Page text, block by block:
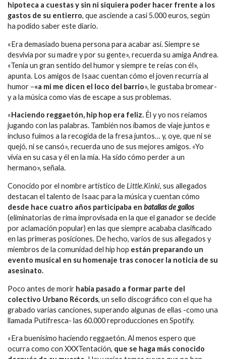
hipoteca a cuestas y sin ni siquiera poder hacer frente a los
gastos de su entierro, que asciende a casi 5.000 euros, según
ha podido saber este diario.
«Era demasiado buena persona para acabar así. Siempre se
desvivía por su madre y por su gente», recuerda su amiga Andrea.
«Tenía un gran sentido del humor y siempre te reías con él»,
apunta. Los amigos de Isaac cuentan cómo el joven recurría al
humor –«a mi me dicen el loco del barrio», le gustaba bromear-
y a la música como vías de escape a sus problemas.
«Haciendo reggaetón, hip hop era feliz. Él y yo nos reíamos
jugando con las palabras. También nos íbamos de viaje juntos e
incluso fuimos a la recogida de la fresa juntos… y, oye, que ni se
quejó, ni se cansó», recuerda uno de sus mejores amigos. «Yo
vivía en su casa y él en la mía. Ha sido cómo perder a un
hermano», señala.
Conocido por el nombre artístico deLittle.Kinki, sus allegados
destacan el talento de Isaac para la música y cuentan cómo
desde hace cuatro años participaba en batallas de gallos
(eliminatorias de rima improvisada en la que el ganador se decide
por aclamación popular) en las que siempre acababa clasificado
en las primeras posiciones. De hecho, varios de sus allegados y
miembros de la comunidad del hip hop están preparando un
evento musical en su homenaje tras conocer la noticia de su
asesinato.
Poco antes de morir había pasado a formar parte del
colectivo Urbano Récords, un sello discográfico con el que ha
grabado varias canciones, superando algunas de ellas -como una
llamada Putifresca- las 60.000 reproducciones en Spotify.
«Era buenísimo haciendo reggaetón. Al menos espero que
ocurra como con XXXTentación, que se haga más conocido